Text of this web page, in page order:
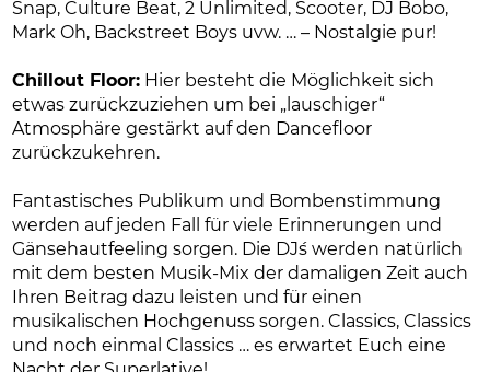
Snap, Culture Beat, 2 Unlimited, Scooter, DJ Bobo,
Mark Oh, Backstreet Boys uvw. … – Nostalgie pur!
Chillout Floor: Hier besteht die Möglichkeit sich
etwas zurückzuziehen um bei „lauschiger“
Atmosphäre gestärkt auf den Dancefloor
zurückzukehren.
Fantastisches Publikum und Bombenstimmung
werden auf jeden Fall für viele Erinnerungen und
Gänsehautfeeling sorgen. Die DJ´s werden natürlich
mit dem besten Musik-Mix der damaligen Zeit auch
Ihren Beitrag dazu leisten und für einen
musikalischen Hochgenuss sorgen. Classics, Classics
und noch einmal Classics … es erwartet Euch eine